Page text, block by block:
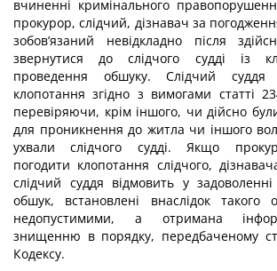
вчиненні кримінального
прокурор, слідчий, дізнавач за
зобов’язаний невідкладно після
звернутися до слідчого судді із
проведення обшуку. Слідчий суддя
клопотання згідно з вимогами статті
перевіряючи, крім іншого, чи дійсно
для проникнення до житла чи іншого
ухвали слідчого судді. Якщо
погодити клопотання слідчого,
слідчий суддя відмовить у
обшук, встановлені внаслідок такого
недопустимими, а отримана
знищенню в порядку, передбаченому
Кодексу.